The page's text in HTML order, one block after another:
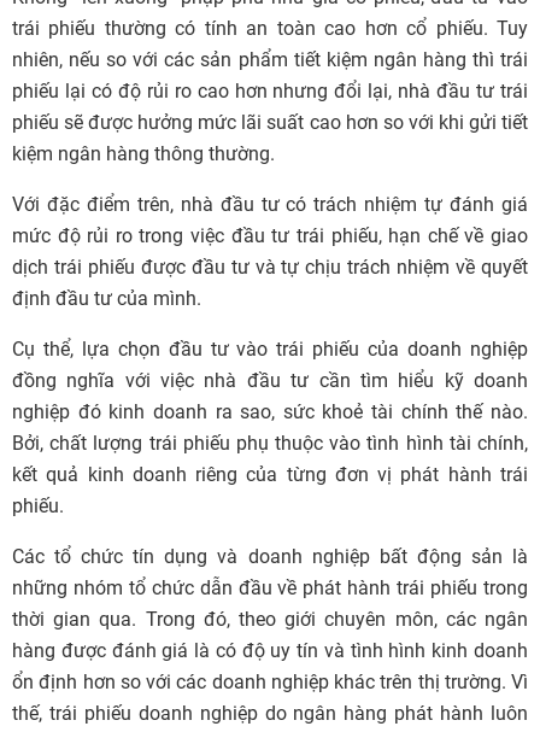
trái phiếu thường có tính an toàn cao hơn cổ phiếu. Tuy
nhiên, nếu so với các sản phẩm tiết kiệm ngân hàng thì trái
phiếu lại có độ rủi ro cao hơn nhưng đổi lại, nhà đầu tư trái
phiếu sẽ được hưởng mức lãi suất cao hơn so với khi gửi tiết
kiệm ngân hàng thông thường.
Với đặc điểm trên, nhà đầu tư có trách nhiệm tự đánh giá
mức độ rủi ro trong việc đầu tư trái phiếu, hạn chế về giao
dịch trái phiếu được đầu tư và tự chịu trách nhiệm về quyết
định đầu tư của mình.
Cụ thể, lựa chọn đầu tư vào trái phiếu của doanh nghiệp
đồng nghĩa với việc nhà đầu tư cần tìm hiểu kỹ doanh
nghiệp đó kinh doanh ra sao, sức khoẻ tài chính thế nào.
Bởi, chất lượng trái phiếu phụ thuộc vào tình hình tài chính,
kết quả kinh doanh riêng của từng đơn vị phát hành trái
phiếu.
Các tổ chức tín dụng và doanh nghiệp bất động sản là
những nhóm tổ chức dẫn đầu về phát hành trái phiếu trong
thời gian qua. Trong đó, theo giới chuyên môn, các ngân
hàng được đánh giá là có độ uy tín và tình hình kinh doanh
ổn định hơn so với các doanh nghiệp khác trên thị trường. Vì
thế, trái phiếu doanh nghiệp do ngân hàng phát hành luôn